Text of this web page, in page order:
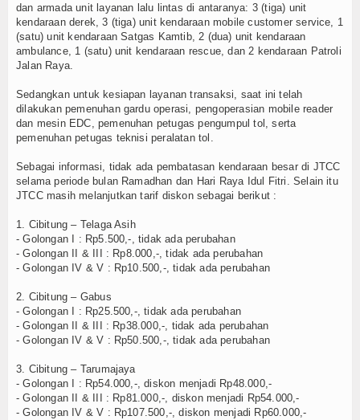
Politik
Seni & Budaya
Tauziah
Wisata
TV
Channel
dan armada unit layanan lalu lintas di antaranya: 3 (tiga) unit
kendaraan derek, 3 (tiga) unit kendaraan mobile customer service, 1
(satu) unit kendaraan Satgas Kamtib, 2 (dua) unit kendaraan
ambulance, 1 (satu) unit kendaraan rescue, dan 2 kendaraan Patroli
Jalan Raya.
Sedangkan untuk kesiapan layanan transaksi, saat ini telah
dilakukan pemenuhan gardu operasi, pengoperasian mobile reader
dan mesin EDC, pemenuhan petugas pengumpul tol, serta
pemenuhan petugas teknisi peralatan tol.
Sebagai informasi, tidak ada pembatasan kendaraan besar di JTCC
selama periode bulan Ramadhan dan Hari Raya Idul Fitri. Selain itu
JTCC masih melanjutkan tarif diskon sebagai berikut :
1. Cibitung – Telaga Asih
- Golongan I : Rp5.500,-, tidak ada perubahan
- Golongan II & III : Rp8.000,-, tidak ada perubahan
- Golongan IV & V : Rp10.500,-, tidak ada perubahan
2. Cibitung – Gabus
- Golongan I : Rp25.500,-, tidak ada perubahan
- Golongan II & III : Rp38.000,-, tidak ada perubahan
- Golongan IV & V : Rp50.500,-, tidak ada perubahan
3. Cibitung – Tarumajaya
- Golongan I : Rp54.000,-, diskon menjadi Rp48.000,-
- Golongan II & III : Rp81.000,-, diskon menjadi Rp54.000,-
- Golongan IV & V : Rp107.500,-, diskon menjadi Rp60.000,-